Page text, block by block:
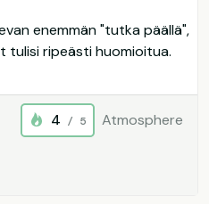
enemmän "tutka päällä",
tulisi ripeästi huomioitua.
4 / 5 Atmosphere